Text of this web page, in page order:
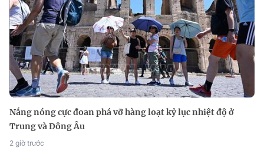
Nắng nóng cực đoan phá vỡ hàng loạt kỷ lục nhiệt độ ở
Trung và Đông Âu
2 giờ trước